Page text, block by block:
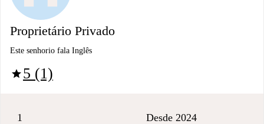
Proprietário Privado
Este senhorio fala Inglês
star5 (1)
1 Desde 2024